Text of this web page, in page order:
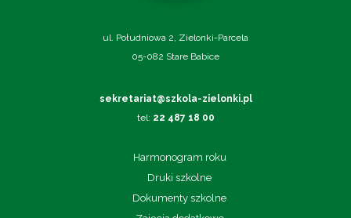
ul. Południowa 2, Zielonki-Parcela
05-082 Stare Babice
sekretariat@szkola-zielonki.pl
tel: 22 487 18 00
Harmonogram roku
Druki szkolne
Dokumenty szkolne